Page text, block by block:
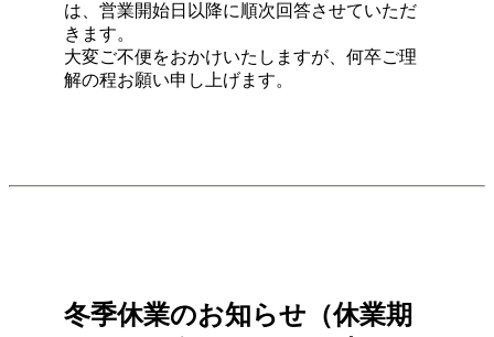
は、営業開始日以降に順次回答させていただ
きます。
大変ご不便をおかけいたしますが、何卒ご理
解の程お願い申し上げます。
冬季休業のお知らせ（休業期